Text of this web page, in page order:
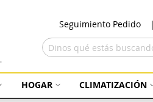
Seguimiento Pedido
HOGAR CLIMATIZACIÓN